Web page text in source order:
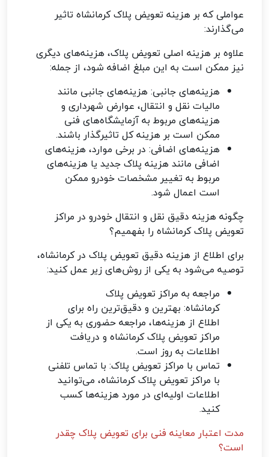
عواملی که بر هزینه تعویض پلاک کرمانشاه تاثیر
می‌گذارند:
علاوه بر هزینه اصلی تعویض پلاک، هزینه‌های دیگری
نیز ممکن است به این مبلغ اضافه شود، از جمله:
هزینه‌های جانبی: هزینه‌های جانبی مانند
مالیات نقل و انتقال، عوارض شهرداری و
هزینه‌های مربوط به آزمایشگاه‌های فنی
ممکن است بر هزینه کل تاثیرگذار باشند.
هزینه‌های اضافی: در برخی موارد، هزینه‌های
اضافی مانند هزینه پلاک جدید یا هزینه‌های
مربوط به تغییر مشخصات خودرو ممکن
است اعمال شود.
چگونه هزینه دقیق نقل و انتقال خودرو در مراکز
تعویض پلاک کرمانشاه را بفهمیم؟
برای اطلاع از هزینه دقیق تعویض پلاک در کرمانشاه،
توصیه می‌شود به یکی از روش‌های زیر عمل کنید:
مراجعه به مراکز تعویض پلاک
کرمانشاه: بهترین و دقیق‌ترین راه برای
اطلاع از هزینه‌ها، مراجعه حضوری به یکی از
مراکز تعویض پلاک کرمانشاه و دریافت
اطلاعات به روز است.
تماس با مراکز تعویض پلاک: با تماس تلفنی
با مراکز تعویض پلاک کرمانشاه، می‌توانید
اطلاعات اولیه‌ای در مورد هزینه‌ها کسب
کنید.
مدت اعتبار معاینه فنی برای تعویض پلاک چقدر
است؟